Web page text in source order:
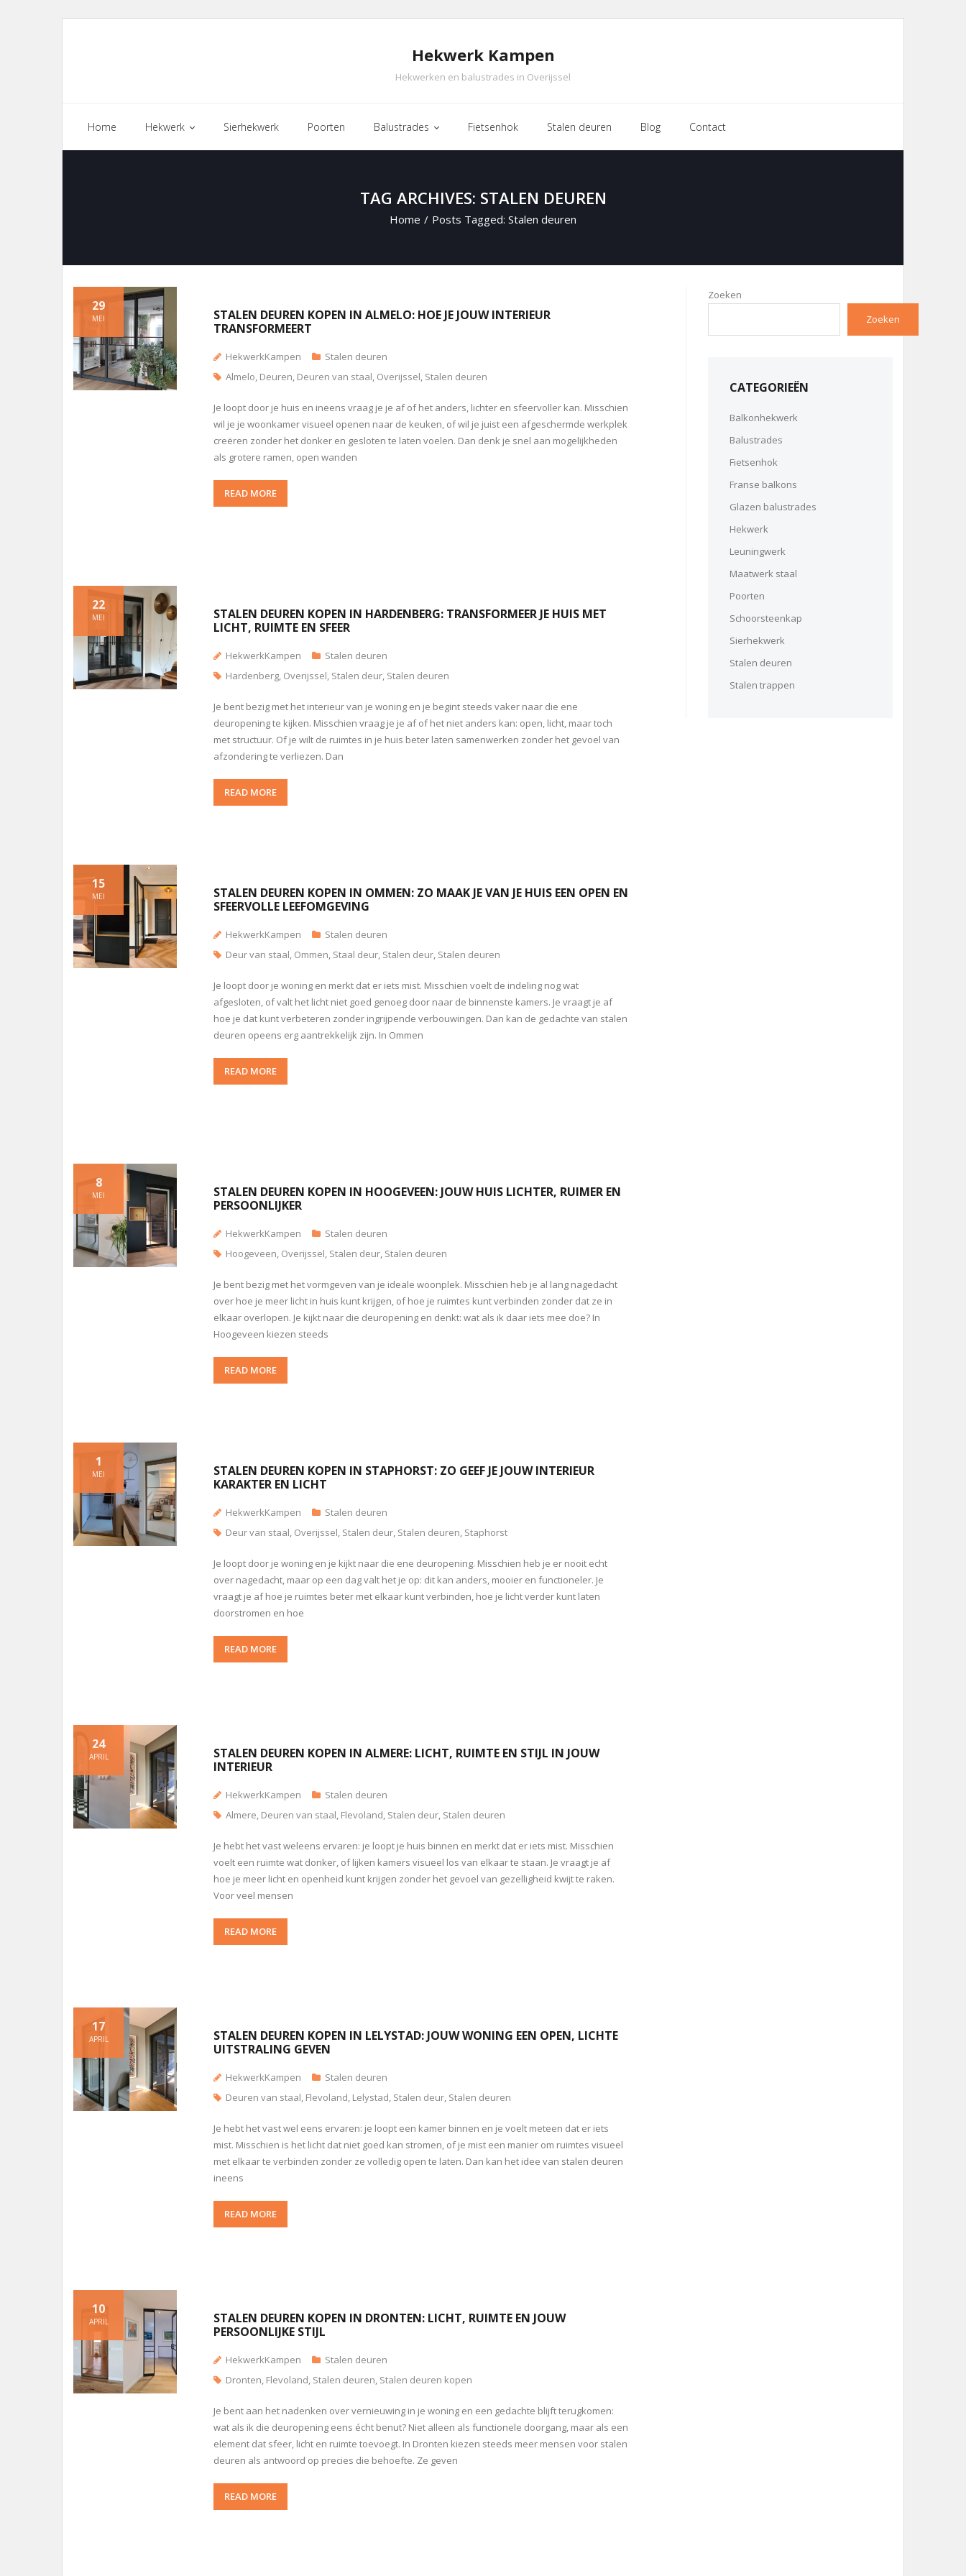
Hekwerk Kampen
Hekwerken en balustrades in Overijssel
Home Hekwerk Sierhekwerk Poorten Balustrades Fietsenhok Stalen deuren Blog Contact
TAG ARCHIVES: STALEN DEUREN
Home / Posts Tagged: Stalen deuren
STALEN DEUREN KOPEN IN ALMELO: HOE JE JOUW INTERIEUR
TRANSFORMEERT
29
MEI
HekwerkKampen
Stalen deuren
Almelo, Deuren, Deuren van staal, Overijssel, Stalen deuren
Je loopt door je huis en ineens vraag je je af of het anders, lichter en sfeervoller kan. Misschien
wil je je woonkamer visueel openen naar de keuken, of wil je juist een afgeschermde werkplek
creëren zonder het donker en gesloten te laten voelen. Dan denk je snel aan mogelijkheden
als grotere ramen, open wanden
READ MORE
STALEN DEUREN KOPEN IN HARDENBERG: TRANSFORMEER JE HUIS MET
LICHT, RUIMTE EN SFEER
22
MEI
HekwerkKampen
Stalen deuren
Hardenberg, Overijssel, Stalen deur, Stalen deuren
Je bent bezig met het interieur van je woning en je begint steeds vaker naar die ene
deuropening te kijken. Misschien vraag je je af of het niet anders kan: open, licht, maar toch
met structuur. Of je wilt de ruimtes in je huis beter laten samenwerken zonder het gevoel van
afzondering te verliezen. Dan
READ MORE
STALEN DEUREN KOPEN IN OMMEN: ZO MAAK JE VAN JE HUIS EEN OPEN EN
SFEERVOLLE LEEFOMGEVING
15
MEI
HekwerkKampen
Stalen deuren
Deur van staal, Ommen, Staal deur, Stalen deur, Stalen deuren
Je loopt door je woning en merkt dat er iets mist. Misschien voelt de indeling nog wat
afgesloten, of valt het licht niet goed genoeg door naar de binnenste kamers. Je vraagt je af
hoe je dat kunt verbeteren zonder ingrijpende verbouwingen. Dan kan de gedachte van stalen
deuren opeens erg aantrekkelijk zijn. In Ommen
READ MORE
STALEN DEUREN KOPEN IN HOOGEVEEN: JOUW HUIS LICHTER, RUIMER EN
PERSOONLIJKER
8
MEI
HekwerkKampen
Stalen deuren
Hoogeveen, Overijssel, Stalen deur, Stalen deuren
Je bent bezig met het vormgeven van je ideale woonplek. Misschien heb je al lang nagedacht
over hoe je meer licht in huis kunt krijgen, of hoe je ruimtes kunt verbinden zonder dat ze in
elkaar overlopen. Je kijkt naar die deuropening en denkt: wat als ik daar iets mee doe? In
Hoogeveen kiezen steeds
READ MORE
STALEN DEUREN KOPEN IN STAPHORST: ZO GEEF JE JOUW INTERIEUR
KARAKTER EN LICHT
1
MEI
HekwerkKampen
Stalen deuren
Deur van staal, Overijssel, Stalen deur, Stalen deuren, Staphorst
Je loopt door je woning en je kijkt naar die ene deuropening. Misschien heb je er nooit echt
over nagedacht, maar op een dag valt het je op: dit kan anders, mooier en functioneler. Je
vraagt je af hoe je ruimtes beter met elkaar kunt verbinden, hoe je licht verder kunt laten
doorstromen en hoe
READ MORE
STALEN DEUREN KOPEN IN ALMERE: LICHT, RUIMTE EN STIJL IN JOUW
INTERIEUR
24
APRIL
HekwerkKampen
Stalen deuren
Almere, Deuren van staal, Flevoland, Stalen deur, Stalen deuren
Je hebt het vast weleens ervaren: je loopt je huis binnen en merkt dat er iets mist. Misschien
voelt een ruimte wat donker, of lijken kamers visueel los van elkaar te staan. Je vraagt je af
hoe je meer licht en openheid kunt krijgen zonder het gevoel van gezelligheid kwijt te raken.
Voor veel mensen
READ MORE
STALEN DEUREN KOPEN IN LELYSTAD: JOUW WONING EEN OPEN, LICHTE
UITSTRALING GEVEN
17
APRIL
HekwerkKampen
Stalen deuren
Deuren van staal, Flevoland, Lelystad, Stalen deur, Stalen deuren
Je hebt het vast wel eens ervaren: je loopt een kamer binnen en je voelt meteen dat er iets
mist. Misschien is het licht dat niet goed kan stromen, of je mist een manier om ruimtes visueel
met elkaar te verbinden zonder ze volledig open te laten. Dan kan het idee van stalen deuren
ineens
READ MORE
STALEN DEUREN KOPEN IN DRONTEN: LICHT, RUIMTE EN JOUW
PERSOONLIJKE STIJL
10
APRIL
HekwerkKampen
Stalen deuren
Dronten, Flevoland, Stalen deuren, Stalen deuren kopen
Je bent aan het nadenken over vernieuwing in je woning en een gedachte blijft terugkomen:
wat als ik die deuropening eens écht benut? Niet alleen als functionele doorgang, maar als een
element dat sfeer, licht en ruimte toevoegt. In Dronten kiezen steeds meer mensen voor stalen
deuren als antwoord op precies die behoefte. Ze geven
READ MORE
Zoeken
Zoeken
CATEGORIEËN
Balkonhekwerk
Balustrades
Fietsenhok
Franse balkons
Glazen balustrades
Hekwerk
Leuningwerk
Maatwerk staal
Poorten
Schoorsteenkap
Sierhekwerk
Stalen deuren
Stalen trappen